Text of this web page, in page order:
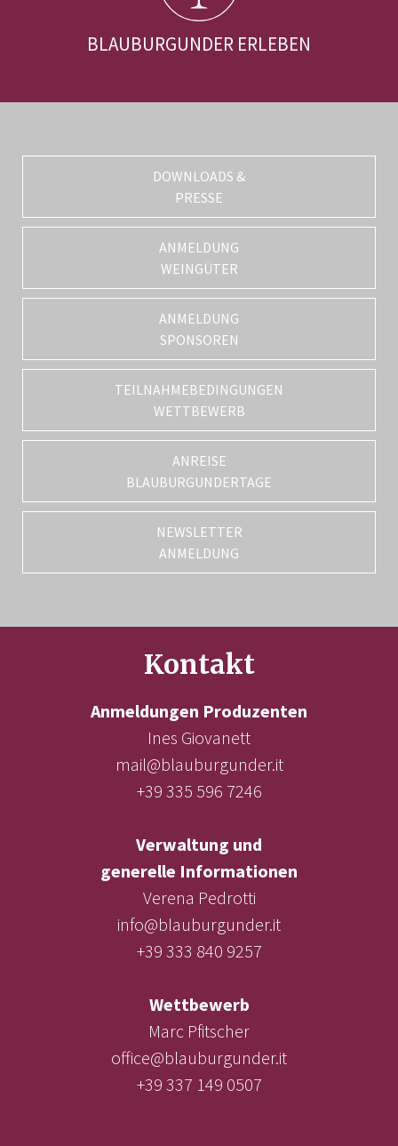
BLAUBURGUNDER ERLEBEN
DOWNLOADS &
PRESSE
ANMELDUNG
WEINGÜTER
ANMELDUNG
SPONSOREN
TEILNAHMEBEDINGUNGEN
WETTBEWERB
ANREISE
BLAUBURGUNDERTAGE
NEWSLETTER
ANMELDUNG
Kontakt
Anmeldungen Produzenten
Ines Giovanett
mail@blauburgunder.it
+39 335 596 7246
Verwaltung und
generelle Informationen
Verena Pedrotti
info@blauburgunder.it
+39 333 840 9257
Wettbewerb
Marc Pfitscher
office@blauburgunder.it
+39 337 149 0507